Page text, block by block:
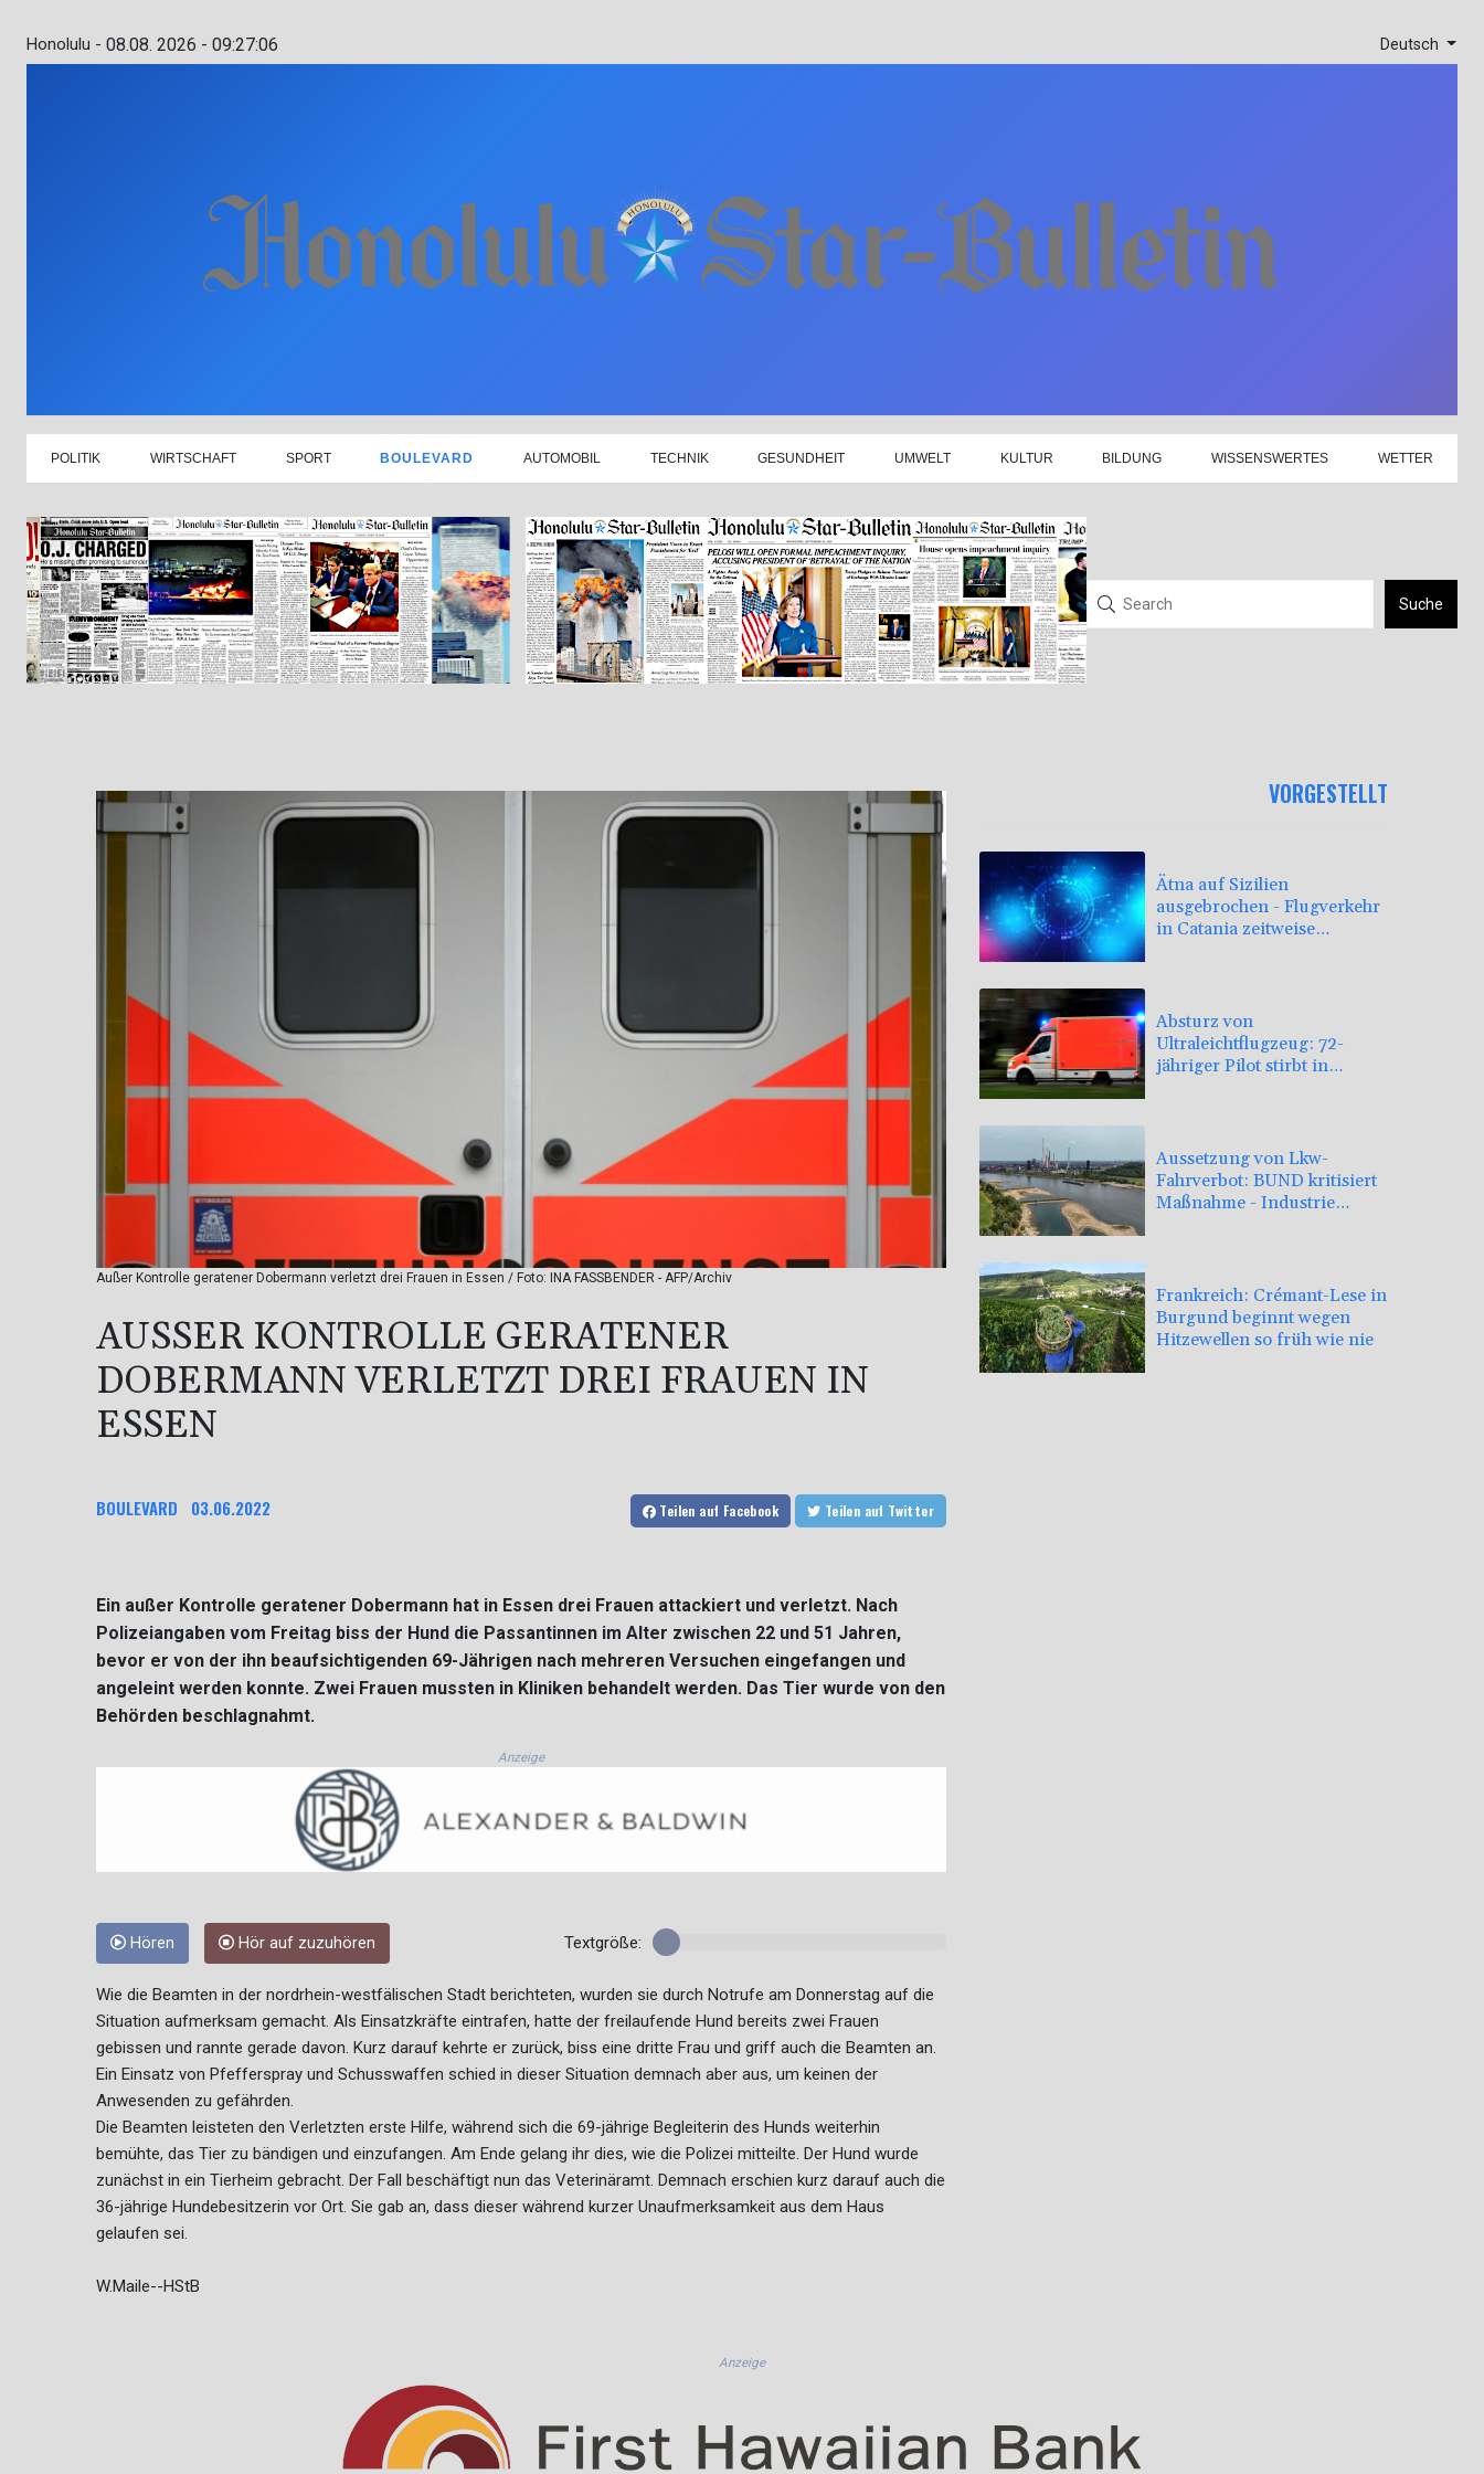
Honolulu - 08.08. 2026 - 09:27:07 Deutsch
POLITIK WIRTSCHAFT SPORT BOULEVARD AUTOMOBIL TECHNIK GESUNDHEIT UMWELT KULTUR BILDUNG WISSENSWERTES WETTER
Suche
Außer Kontrolle geratener Dobermann verletzt drei Frauen in Essen / Foto: INA FASSBENDER - AFP/Archiv
AUSSER KONTROLLE GERATENER D
OBERMANN VERLETZT DREI FRAUEN IN E
SSEN
BOULEVARD 03.06.2022 Teilen auf Facebook Teilen auf Twitter
Ein außer Kontrolle geratener Dobermann hat in Essen drei Frauen attackiert und verletzt. Nach
Polizeiangaben vom Freitag biss der Hund die Passantinnen im Alter zwischen 22 und 51 Jahren,
bevor er von der ihn beaufsichtigenden 69-Jährigen nach mehreren Versuchen eingefangen und
angeleint werden konnte. Zwei Frauen mussten in Kliniken behandelt werden. Das Tier wurde von den
Behörden beschlagnahmt.
Anzeige
Hören Hör auf zuzuhören Textgröße:
Wie die Beamten in der nordrhein-westfälischen Stadt berichteten, wurden sie durch Notrufe am Donnerstag auf die
Situation aufmerksam gemacht. Als Einsatzkräfte eintrafen, hatte der freilaufende Hund bereits zwei Frauen
gebissen und rannte gerade davon. Kurz darauf kehrte er zurück, biss eine dritte Frau und griff auch die Beamten an.
Ein Einsatz von Pfefferspray und Schusswaffen schied in dieser Situation demnach aber aus, um keinen der
Anwesenden zu gefährden.
Die Beamten leisteten den Verletzten erste Hilfe, während sich die 69-jährige Begleiterin des Hunds weiterhin
bemühte, das Tier zu bändigen und einzufangen. Am Ende gelang ihr dies, wie die Polizei mitteilte. Der Hund wurde
zunächst in ein Tierheim gebracht. Der Fall beschäftigt nun das Veterinäramt. Demnach erschien kurz darauf auch die
36-jährige Hundebesitzerin vor Ort. Sie gab an, dass dieser während kurzer Unaufmerksamkeit aus dem Haus
gelaufen sei.
W.Maile--HStB
VORGESTELLT
Ätna auf Sizilien
ausgebrochen - Flugverkehr
in Catania zeitweise
Absturz von
Ultraleichtflugzeug: 72-
jähriger Pilot stirbt in
Aussetzung von Lkw-
Fahrverbot: BUND kritisiert
Maßnahme - Industrie
Frankreich: Crémant-Lese in
Burgund beginnt wegen
Hitzewellen so früh wie nie
Anzeige